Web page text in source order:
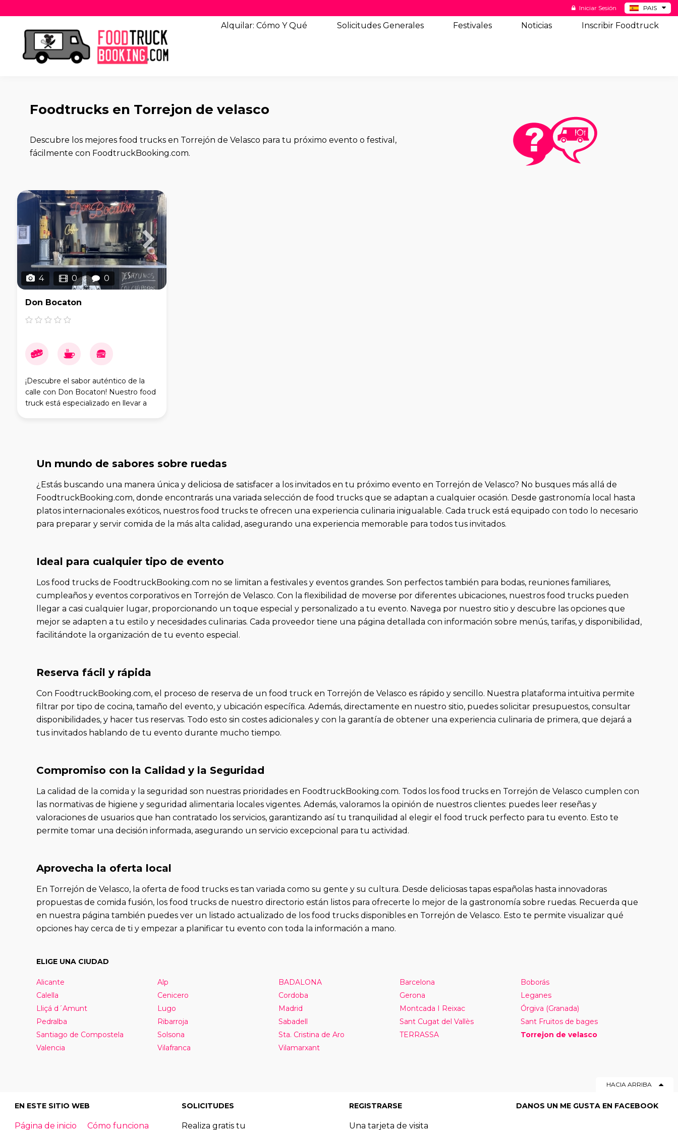
PAIS
Iniciar Sesión
Alquilar: Cómo Y Qué SolicitudesGenerales Festivales Noticias Inscribir Foodtruck
Foodtrucks en Torrejon de velasco
Descubre los mejores food trucks en Torrejón de Velasco para tu próximo evento o festival,
fácilmente con FoodtruckBooking.com.
4 0 0
Don Bocaton
¡Descubre el sabor auténtico de la
calle con Don Bocaton! Nuestro food
truck está especializado en llevar a
Un mundo de sabores sobre ruedas
¿Estás buscando una manera única y deliciosa de satisfacer a los invitados en tu próximo evento en Torrejón de Velasco? No busques más allá de
FoodtruckBooking.com, donde encontrarás una variada selección de food trucks que se adaptan a cualquier ocasión. Desde gastronomía local hasta
platos internacionales exóticos, nuestros food trucks te ofrecen una experiencia culinaria inigualable. Cada truck está equipado con todo lo necesario
para preparar y servir comida de la más alta calidad, asegurando una experiencia memorable para todos tus invitados.
Ideal para cualquier tipo de evento
Los food trucks de FoodtruckBooking.com no se limitan a festivales y eventos grandes. Son perfectos también para bodas, reuniones familiares,
cumpleaños y eventos corporativos en Torrejón de Velasco. Con la flexibilidad de moverse por diferentes ubicaciones, nuestros food trucks pueden
llegar a casi cualquier lugar, proporcionando un toque especial y personalizado a tu evento. Navega por nuestro sitio y descubre las opciones que
mejor se adapten a tu estilo y necesidades culinarias. Cada proveedor tiene una página detallada con información sobre menús, tarifas, y disponibilidad,
facilitándote la organización de tu evento especial.
Reserva fácil y rápida
Con FoodtruckBooking.com, el proceso de reserva de un food truck en Torrejón de Velasco es rápido y sencillo. Nuestra plataforma intuitiva permite
filtrar por tipo de cocina, tamaño del evento, y ubicación específica. Además, directamente en nuestro sitio, puedes solicitar presupuestos, consultar
disponibilidades, y hacer tus reservas. Todo esto sin costes adicionales y con la garantía de obtener una experiencia culinaria de primera, que dejará a
tus invitados hablando de tu evento durante mucho tiempo.
Compromiso con la Calidad y la Seguridad
La calidad de la comida y la seguridad son nuestras prioridades en FoodtruckBooking.com. Todos los food trucks en Torrejón de Velasco cumplen con
las normativas de higiene y seguridad alimentaria locales vigentes. Además, valoramos la opinión de nuestros clientes: puedes leer reseñas y
valoraciones de usuarios que han contratado los servicios, garantizando así tu tranquilidad al elegir el food truck perfecto para tu evento. Esto te
permite tomar una decisión informada, asegurando un servicio excepcional para tu actividad.
Aprovecha la oferta local
En Torrejón de Velasco, la oferta de food trucks es tan variada como su gente y su cultura. Desde deliciosas tapas españolas hasta innovadoras
propuestas de comida fusión, los food trucks de nuestro directorio están listos para ofrecerte lo mejor de la gastronomía sobre ruedas. Recuerda que
en nuestra página también puedes ver un listado actualizado de los food trucks disponibles en Torrejón de Velasco. Esto te permite visualizar qué
opciones hay cerca de ti y empezar a planificar tu evento con toda la información a mano.
ELIGE UNA CIUDAD
Alicante Alp BADALONA Barcelona
Boborás
Calella
Cenicero Cordoba Gerona
Leganes
Lliçá d´Amunt
Lugo Madrid Montcada I Reixac
Órgiva (Granada)
Pedralba
Ribarroja Sabadell Sant Cugat del Vallès
Sant Fruitos de bages
Santiago de Compostela
Solsona Sta. Cristina de Aro TERRASSA
Torrejon de velasco
Valencia
Vilafranca Vilamarxant
HACIA ARRIBA
EN ESTE SITIO WEB
Página de inicio Cómo funciona
SOLICITUDES
Realiza gratis tu
REGISTRARSE
Una tarjeta de visita
DANOS UN ME GUSTA EN FACEBOOK